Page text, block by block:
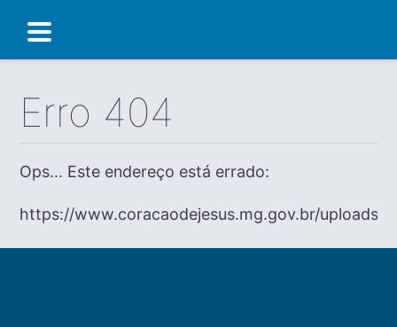
Erro 404
Ops... Este endereço está errado:
https://www.coracaodejesus.mg.gov.br/uploads/